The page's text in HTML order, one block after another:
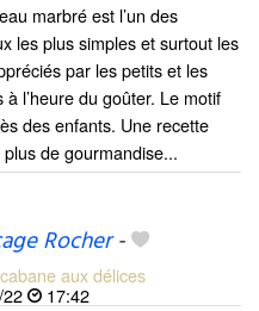
marbré est l’un des
les plus simples et surtout les
par les petits et les
à l’heure du goûter. Le motif
des enfants. Une recette
de gourmandise...
Rocher-
aux délices
17:42